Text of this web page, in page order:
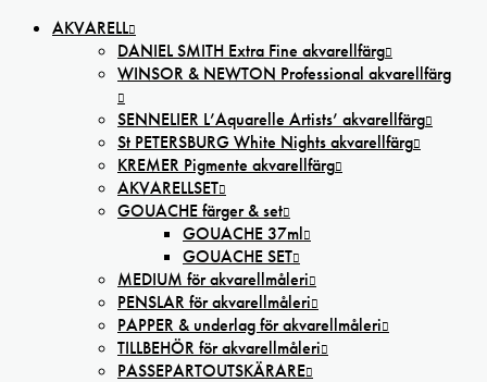
AKVARELL
DANIEL SMITH Extra Fine akvarellfärg
WINSOR & NEWTON Professional akvarellfärg
SENNELIER L’Aquarelle Artists’ akvarellfärg
St PETERSBURG White Nights akvarellfärg
KREMER Pigmente akvarellfärg
AKVARELLSET
GOUACHE färger & set
GOUACHE 37ml
GOUACHE SET
MEDIUM för akvarellmåleri
PENSLAR för akvarellmåleri
PAPPER & underlag för akvarellmåleri
TILLBEHÖR för akvarellmåleri
PASSEPARTOUTSKÄRARE